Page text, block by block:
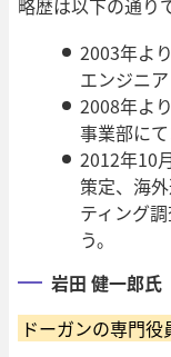
略歴は以下の通り
2003年よ
エンジニ
2008年よ
事業部に
2012年10
策定、海
ティング
う。
岩田 健一郎氏
ドーガンの専門役